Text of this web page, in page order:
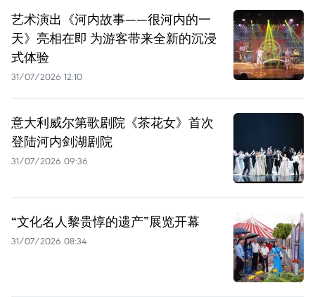
艺术演出《河内故事——很河内的一
天》亮相在即 为游客带来全新的沉浸
式体验
31/07/2026 12:10
意大利威尔第歌剧院《茶花女》首次
登陆河内剑湖剧院
31/07/2026 09:36
“文化名人黎贵惇的遗产”展览开幕
31/07/2026 08:34